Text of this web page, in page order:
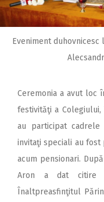
Eveniment duhovnicesc
Ceremonia a avut loc
festivităţi a Colegiului,
au participat
invitaţi speciali au
acum pensionari.
Aron a dat citire
Înaltpreasfinţitul